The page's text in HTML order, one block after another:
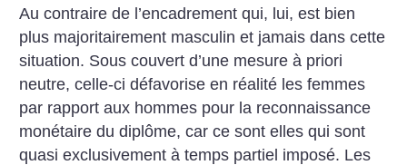
Au contraire de l’encadrement qui, lui, est bien
plus majoritairement masculin et jamais dans cette
situation. Sous couvert d’une mesure à priori
neutre, celle-ci défavorise en réalité les femmes
par rapport aux hommes pour la reconnaissance
monétaire du diplôme, car ce sont elles qui sont
quasi exclusivement à temps partiel imposé. Les